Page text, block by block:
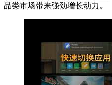
品类市场带来强劲增长动力。